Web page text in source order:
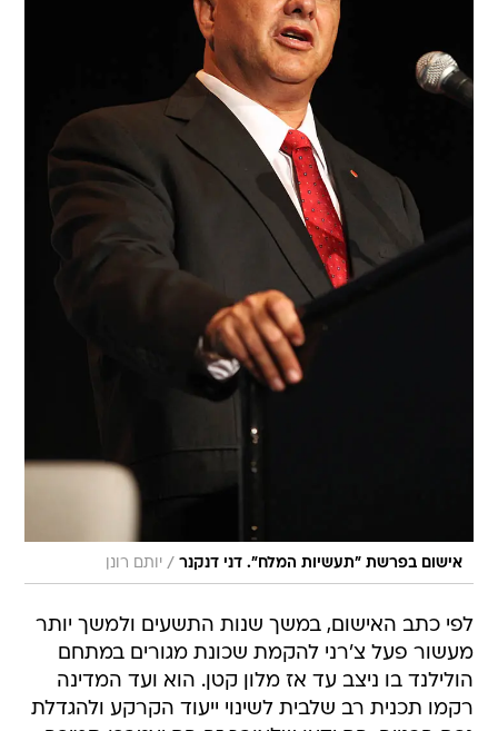
אישום בפרשת "תעשיות המלח". דני דנקנר / יותם רונן
לפי כתב האישום, במשך שנות התשעים ולמשך יותר
מעשור פעל צ'רני להקמת שכונת מגורים במתחם
הולילנד בו ניצב עד אז מלון קטן. הוא ועד המדינה
רקמו תכנית רב שלבית לשינוי ייעוד הקרקע ולהגדלת